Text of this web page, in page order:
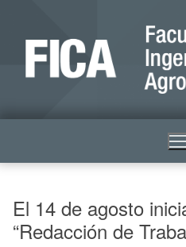
El 14 de agosto
“Redacción de